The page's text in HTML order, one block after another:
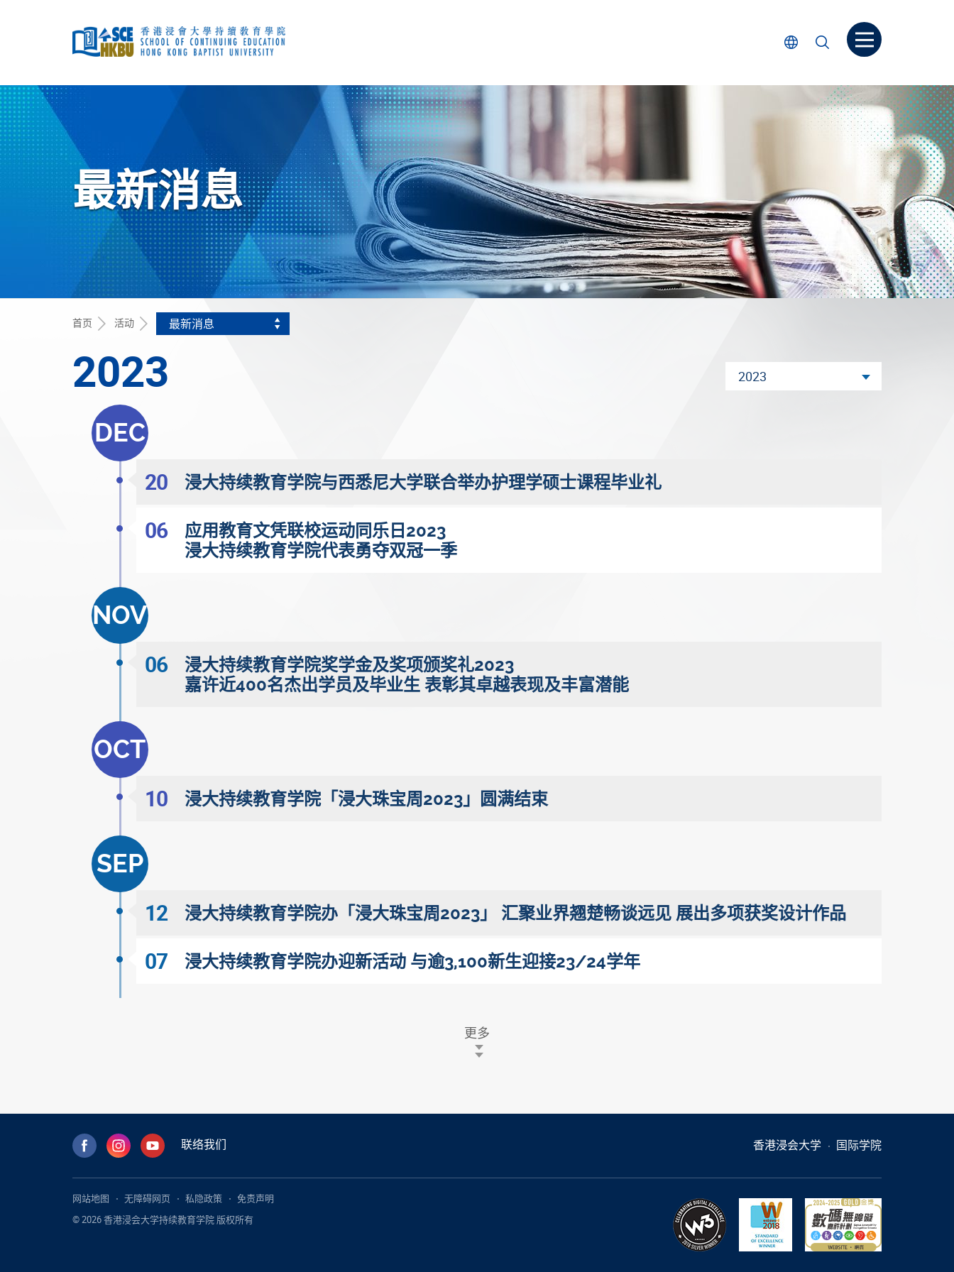
选择语言
搜索 打开菜单
开
始
主
要
内
容
最新消息
首页 活动 最新消息
2023 2023
DEC
20 浸大持续教育学院与西悉尼大学联合举办护理学硕士课程毕业礼
06
应用教育文凭联校运动同乐日2023
浸大持续教育学院代表勇夺双冠一季
NOV
06
浸大持续教育学院奖学金及奖项颁奖礼2023
嘉许近400名杰出学员及毕业生 表彰其卓越表现及丰富潜能
OCT
10 浸大持续教育学院「浸大珠宝周2023」圆满结束
SEP
12 浸大持续教育学院办「浸大珠宝周2023」 汇聚业界翘楚畅谈远见 展出多项获奖设计作品
07 浸大持续教育学院办迎新活动 与逾3,100新生迎接23/24学年
更多
联络我们 香港浸会大学 国际学院
网站地图 无障碍网页 私隐政策
免责声明
© 2026 香港浸会大学持续教育学院 版权所有